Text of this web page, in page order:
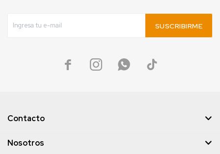
SUSCRIBIRME
   
Contacto
Nosotros